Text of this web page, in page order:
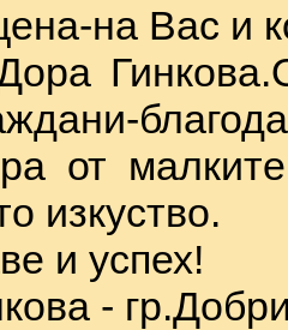
на Вас и
от
изкуство.
и успех!
-